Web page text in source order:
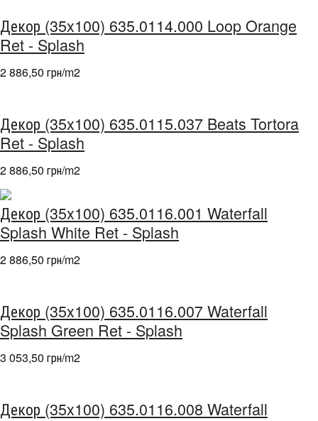
Декор (35x100) 635.0114.000 Loop Orange
Ret - Splash
2 886,50 грн/m2
Декор (35x100) 635.0115.037 Beats Tortora
Ret - Splash
2 886,50 грн/m2
Декор (35x100) 635.0116.001 Waterfall
Splash White Ret - Splash
2 886,50 грн/m2
Декор (35x100) 635.0116.007 Waterfall
Splash Green Ret - Splash
3 053,50 грн/m2
Декор (35x100) 635.0116.008 Waterfall